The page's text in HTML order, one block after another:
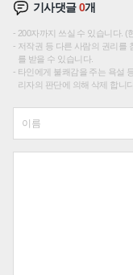
기사댓글0개
200자까지 쓰실 수 있습니다. (
저작권 등 다른 사람의 권리를
를 받을 수 있습니다.
타인에게 불쾌감을 주는 욕설
리자의 판단에 의해 삭제 합니